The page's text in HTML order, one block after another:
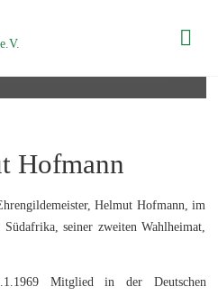
Hofmann
Helmut Hofmann, im
seiner zweiten Wahlheimat,
Mitglied in der Deutschen